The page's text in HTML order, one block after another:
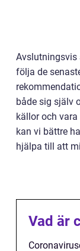
Avslutningsvis
följa de
både sig själv
källor och
kan vi bättre
hjälpa till att
Vad är